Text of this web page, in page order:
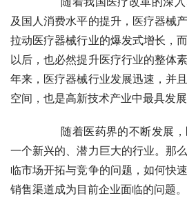
及国人消费水平的提升，医疗器械
拉动医疗器械行业的爆发式增长，
以后，也必然提升医疗行业的整体
年来，医疗器械行业发展迅速，并
空间，也是高新技术产业中最具发展
一个新兴的、潜力巨大的行业。那
临市场开拓与竞争的问题，如何快
销售渠道成为目前企业面临的问题。